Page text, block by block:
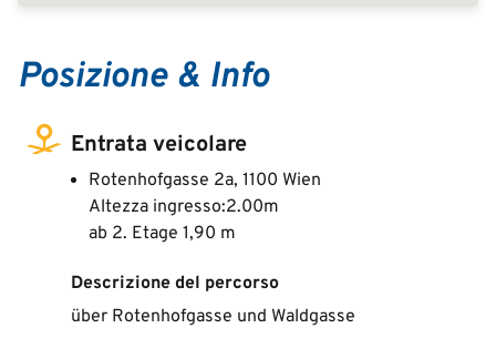
Posizione & Info
Entrata veicolare
Rotenhofgasse 2a, 1100 Wien
Altezza ingresso:2.00m
ab 2. Etage 1,90 m
Descrizione del percorso
über Rotenhofgasse und Waldgasse